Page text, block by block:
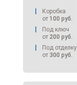
Коробка
от 100 руб.
Под ключ
от 200 руб.
Под отделку
от 300 руб.